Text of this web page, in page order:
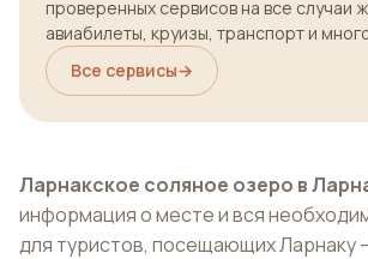
проверенных сервисов на все случаи
авиабилеты, круизы, транспорт и
Все сервисы→
Ларнакское соляное озеро в
информация о месте и вся
для туристов, посещающих Ларнаку